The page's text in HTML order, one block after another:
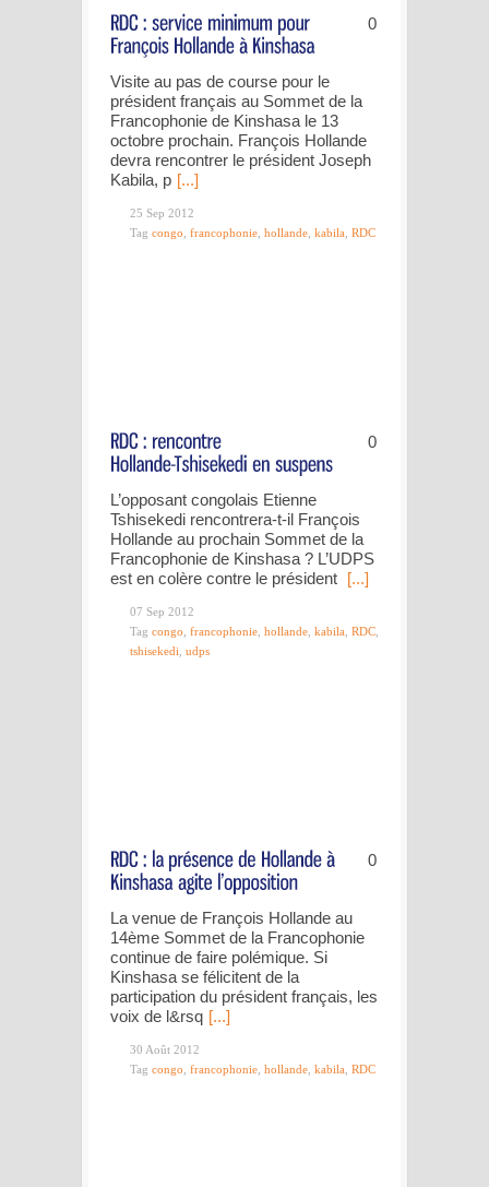
0
Visite au pas de course pour le
président français au Sommet de la
Francophonie de Kinshasa le 13
octobre prochain. François Hollande
devra rencontrer le président Joseph
Kabila, p [...]
25 Sep 2012
Tag congo francophonie hollande kabila RDC
0
L’opposant congolais Etienne
Tshisekedi rencontrera-t-il François
Hollande au prochain Sommet de la
Francophonie de Kinshasa ? L’UDPS
est en colère contre le président [...]
07 Sep 2012
Tag congo francophonie hollande kabila RDC
tshisekedi udps
0
La venue de François Hollande au
14ème Sommet de la Francophonie
continue de faire polémique. Si
Kinshasa se félicitent de la
participation du président français, les
voix de l&rsq [...]
30 Août 2012
Tag congo francophonie hollande kabila RDC